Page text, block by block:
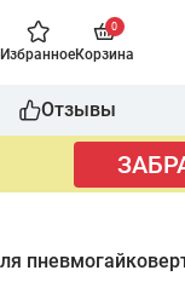
Избранное
0
Корзина
Отзывы